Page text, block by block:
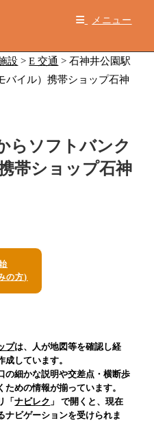
メニュー
設 >E 交通 >石神井公園駅
バイル）携帯ショップ石神
らソフトバンク
帯ショップ石神
の方)
プは、人が地図等を確認し経
しています。
の細かな説明や交差点・横断歩
めの情報が揃っています。
「ナビレク 」 で開くと、現在
ナビゲーションを受けられま